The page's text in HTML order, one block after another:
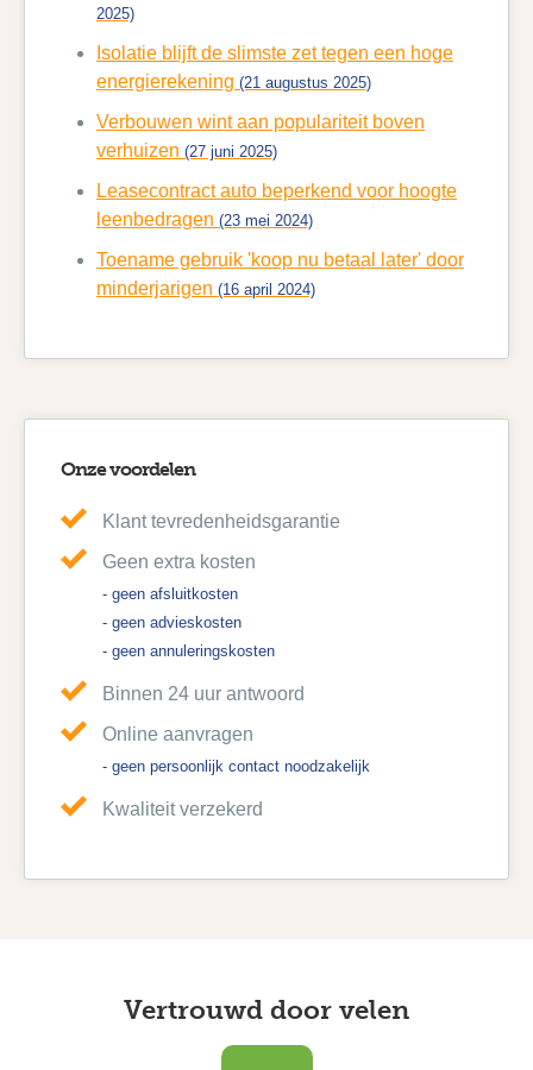
2025)
Isolatie blijft de slimste zet tegen een hoge
energierekening (21 augustus 2025)
Verbouwen wint aan populariteit boven
verhuizen (27 juni 2025)
Leasecontract auto beperkend voor hoogte
leenbedragen (23 mei 2024)
Toename gebruik 'koop nu betaal later' door
minderjarigen (16 april 2024)
Onze voordelen
Klant tevredenheidsgarantie
Geen extra kosten
- geen afsluitkosten
- geen advieskosten
- geen annuleringskosten
Binnen 24 uur antwoord
Online aanvragen
- geen persoonlijk contact noodzakelijk
Kwaliteit verzekerd
Vertrouwd door velen